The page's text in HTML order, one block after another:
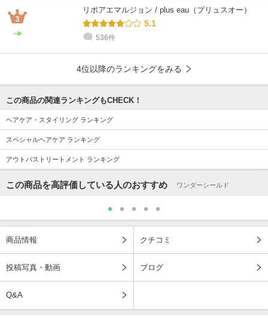
リポアエマルジョン / plus eau（プリュスオー）
5.1
536件
4位以降のランキングをみる
この商品の関連ランキングもCHECK！
ヘアケア・スタイリング ランキング
スペシャルヘアケア ランキング
アウトバストリートメント ランキング
この商品を高評価している人のおすすめ ワンダーシールド
商品情報 クチコミ
投稿写真・動画 ブログ
Q&A